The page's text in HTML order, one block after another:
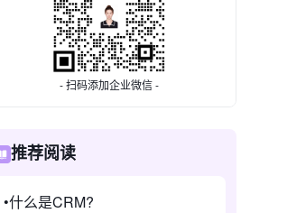
- 扫码添加企业微信 -
推荐阅读
什么是CRM?